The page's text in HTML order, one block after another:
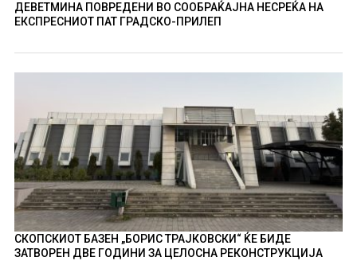
ДЕВЕТМИНА ПОВРЕДЕНИ ВО СООБРАЌАЈНА НЕСРЕЌА НА
ЕКСПРЕСНИОТ ПАТ ГРАДСКО-ПРИЛЕП
СКОПСКИОТ БАЗЕН „БОРИС ТРАЈКОВСКИ“ ЌЕ БИДЕ
ЗАТВОРЕН ДВЕ ГОДИНИ ЗА ЦЕЛОСНА РЕКОНСТРУКЦИЈА